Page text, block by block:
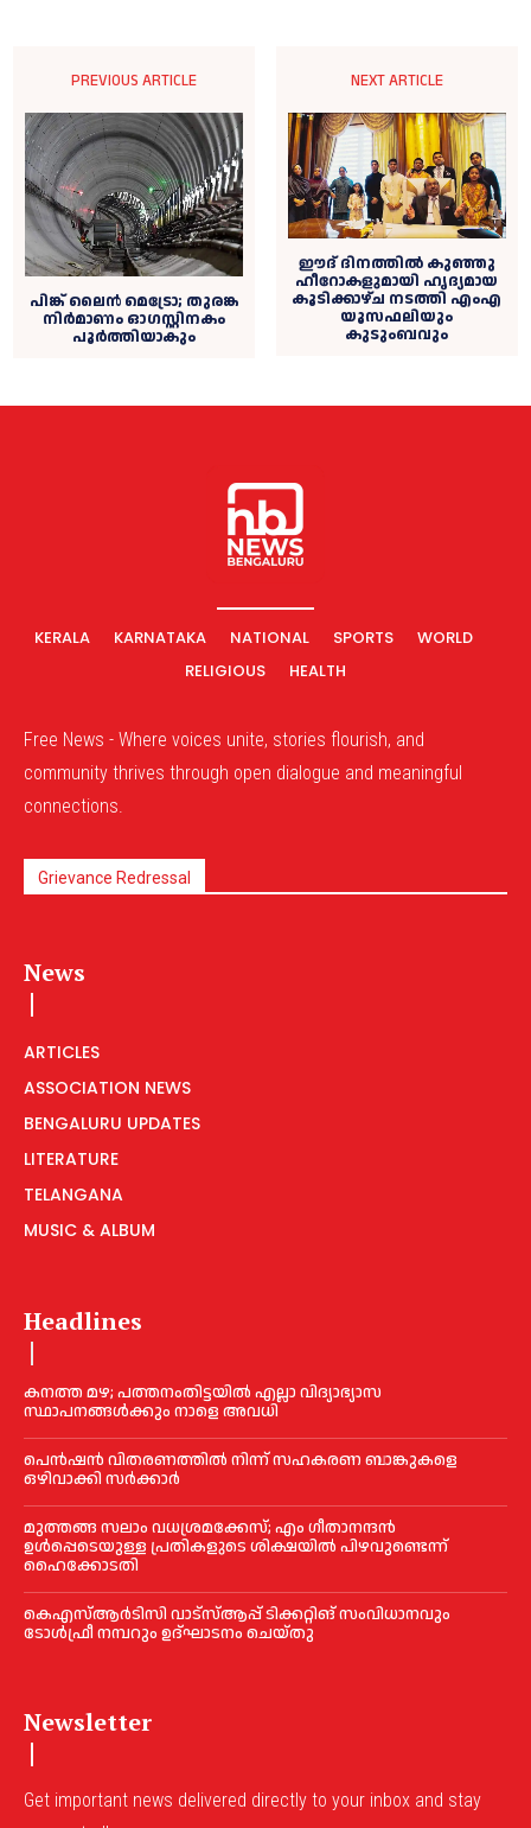
PREVIOUS ARTICLE
പിങ്ക് ലൈൻ മെട്രോ; തുരങ്ക
നിർമാണം ഓഗസ്റ്റിനകം
പൂർത്തിയാകും
NEXT ARTICLE
ഈദ് ദിനത്തിൽ കുഞ്ഞു
ഹീറോകളുമായി ഹൃദ്യമായ
കൂടിക്കാഴ്ച നടത്തി എംഎ
യൂസഫലിയും
കുടുംബവും
KERALA KARNATAKA NATIONAL SPORTS
WORLD
RELIGIOUS
HEALTH
Free News - Where voices unite, stories flourish, and
community thrives through open dialogue and meaningful
connections.
Grievance Redressal
News
ARTICLES
ASSOCIATION NEWS
BENGALURU UPDATES
LITERATURE
TELANGANA
MUSIC & ALBUM
Headlines
കനത്ത മഴ; പത്തനംതിട്ടയില്‍ എല്ലാ വിദ്യാഭ്യാസ
സ്ഥാപനങ്ങള്‍ക്കും നാളെ അവധി
പെൻഷൻ വിതരണത്തില്‍ നിന്ന് സഹകരണ ബാങ്കുകളെ
ഒഴിവാക്കി സര്‍ക്കാര്‍
മുത്തങ്ങ സലാം വധശ്രമക്കേസ്; എം ഗീതാനന്ദൻ
ഉള്‍പ്പെടെയുള്ള പ്രതികളുടെ ശിക്ഷയില്‍ പിഴവുണ്ടെന്ന്
ഹൈക്കോടതി
കെഎസ്‌ആര്‍ടിസി വാട്‌സ്‌ആപ്പ് ടിക്കറ്റിങ് സംവിധാനവും
ടോള്‍ഫ്രീ നമ്പറും ഉദ്ഘാടനം ചെയ്തു
Newsletter
Get important news delivered directly to your inbox and stay